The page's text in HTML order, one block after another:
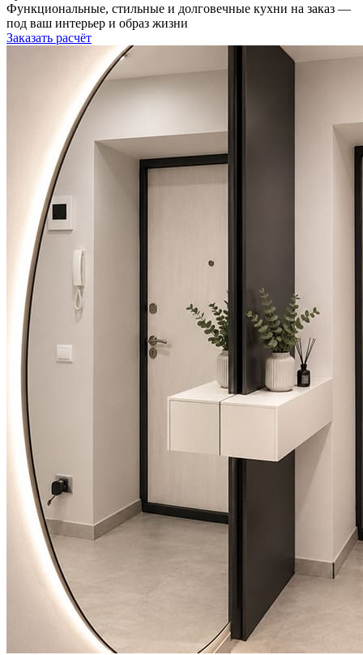
Функциональные, стильные и долговечные кухни на заказ —
под ваш интерьер и образ жизни
Заказать расчёт